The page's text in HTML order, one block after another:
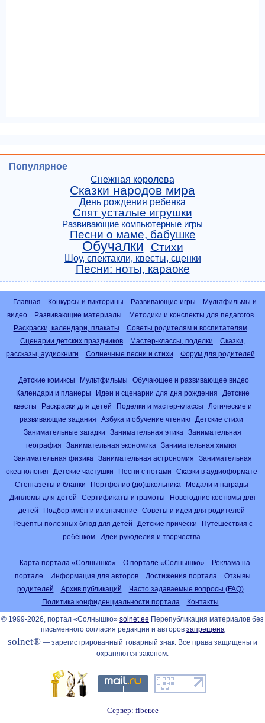
Популярное
Снежная королева
Сказки народов мира
День рождения ребенка
Спят усталые игрушки
Развивающие компьютерные игры
Песни о маме, бабушке
Обучалки Стихи
Шоу, спектакли, квесты, сценки
Песни: ноты, караоке
Главная Конкурсы и викторины Развивающие игры
Мультфильмы и
видео
Развивающие материалы
Методики и конспекты для педагогов
Раскраски, календари, плакаты
Советы родителям и воспитателям
Сценарии детских праздников
Мастер-классы, поделки
Сказки,
рассказы, аудиокниги
Солнечные песни и стихи Форум для родителей
Детские комиксы Мультфильмы
Обучающее и развивающее видео
Календари и планеры
Идеи и сценарии для дня рождения
Детские
квесты
Раскраски для детей Поделки и мастер-классы
Логические и
развивающие задания
Азбука и обучение чтению
Детские стихи
Занимательные загадки
Занимательная этика
Занимательная
география
Занимательная экономика
Занимательная химия
Занимательная физика
Занимательная астрономия
Занимательная
океанология
Детские частушки Песни с нотами
Сказки в аудиоформате
Стенгазеты и бланки
Портфолио (до)школьника
Медали и награды
Дипломы для детей
Сертификаты и грамоты
Новогодние костюмы для
детей
Подбор имён и их значение
Советы и идеи для родителей
Рецепты полезных блюд для детей
Детские причёски
Путешествия с
ребёнком
Идеи рукоделия и творчества
Карта портала «Солнышко» О портале «Солнышко»
Реклама на
портале
Информация для авторов Достижения портала
Отзывы
родителей
Архив публикаций
Часто задаваемые вопросы (FAQ)
Политика конфиденциальности портала
Контакты
© 1999-2026, портал «Солнышко» solnet.ee Перепубликация материалов без
письменного согласия редакции и авторов запрещена
solnet® — зарегистрированный товарный знак. Все права защищены и
охраняются законом.
Сервер: fiber.ee